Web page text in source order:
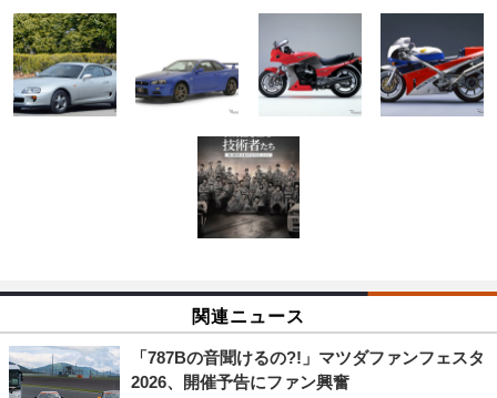
関連ニュース
「787Bの音聞けるの?!」マツダファンフェスタ
2026、開催予告にファン興奮